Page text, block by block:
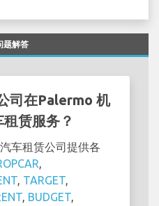
题解答
司在Palermo 机
赁服务？
车租赁公司提供各
TARGET
BUDGET